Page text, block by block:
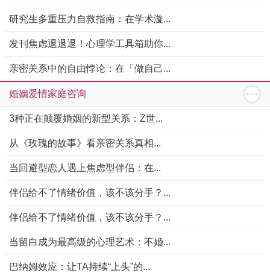
研究生多重压力自救指南：在学术漩...
发刊焦虑退退退！心理学工具箱助你...
亲密关系中的自由悖论：在「做自己...
婚姻爱情家庭咨询
3种正在颠覆婚姻的新型关系：Z世...
从《玫瑰的故事》看亲密关系真相...
当回避型恋人遇上焦虑型伴侣：在...
伴侣给不了情绪价值，该不该分手？...
伴侣给不了情绪价值，该不该分手？...
当留白成为最高级的心理艺术：不婚...
巴纳姆效应：让TA持续“上头”的...